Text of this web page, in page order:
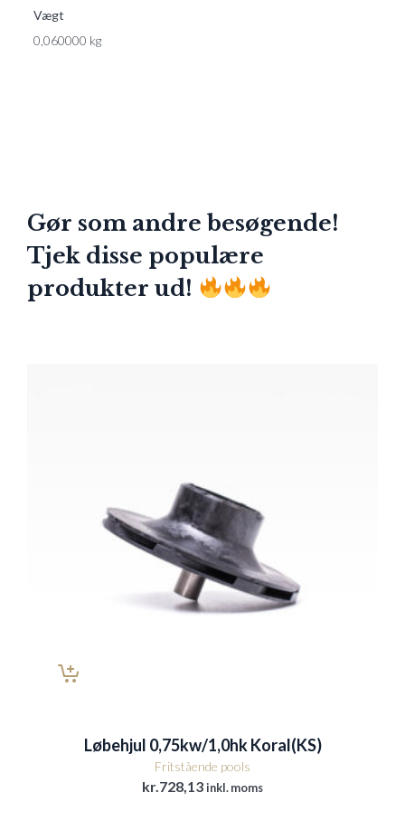
Vægt
0,060000 kg
Gør som andre besøgende!
Tjek disse populære
produkter ud!
Løbehjul 0,75kw/1,0hk Koral(KS)
Fritstående pools
kr. 728,13inkl. moms